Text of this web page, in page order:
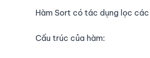
Hàm Sort có tác dụng lọc
Cấu trúc của hàm: